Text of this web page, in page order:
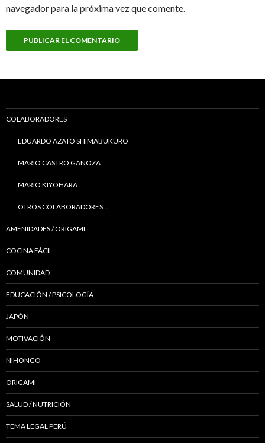
navegador para la próxima vez que comente.
COLABORADORES
EDUARDO AZATO SHIMABUKURO
MARIO CASTRO GANOZA
MARIO KIYOHARA
OTROS COLABORADORES…
AMENIDADES / ORIGAMI
COCINA FÁCIL
COMUNIDAD
EDUCACIÓN / PSICOLOGÍA
JAPÓN
MOTIVACIÓN
NIHONGO
ORIGAMI
SALUD / NUTRICIÓN
TEMA LEGAL PERÚ